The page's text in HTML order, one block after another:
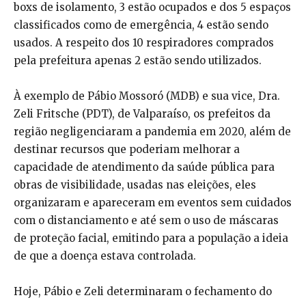
boxs de isolamento, 3 estão ocupados e dos 5 espaços
classificados como de emergência, 4 estão sendo
usados. A respeito dos 10 respiradores comprados
pela prefeitura apenas 2 estão sendo utilizados.
À exemplo de Pábio Mossoró (MDB) e sua vice, Dra.
Zeli Fritsche (PDT), de Valparaíso, os prefeitos da
região negligenciaram a pandemia em 2020, além de
destinar recursos que poderiam melhorar a
capacidade de atendimento da saúde pública para
obras de visibilidade, usadas nas eleições, eles
organizaram e apareceram em eventos sem cuidados
com o distanciamento e até sem o uso de máscaras
de proteção facial, emitindo para a população a ideia
de que a doença estava controlada.
Hoje, Pábio e Zeli determinaram o fechamento do